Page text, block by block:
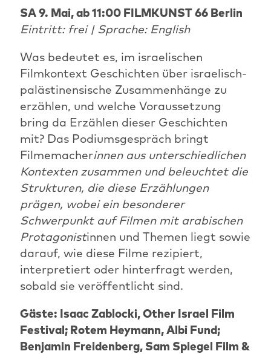
SA 9. Mai, ab 11:00 FILMKUNST 66 Berlin
Eintritt: frei | Sprache: English
Was bedeutet es, im israelischen
Filmkontext Geschichten über israelisch-
palästinensische Zusammenhänge zu
erzählen, und welche Voraussetzung
bring da Erzählen dieser Geschichten
mit? Das Podiumsgespräch bringt
Filmemacherinnen aus unterschiedlichen
Kontexten zusammen und beleuchtet die
Strukturen, die diese Erzählungen
prägen, wobei ein besonderer
Schwerpunkt auf Filmen mit arabischen
Protagonistinnen und Themen liegt sowie
darauf, wie diese Filme rezipiert,
interpretiert oder hinterfragt werden,
sobald sie veröffentlicht sind.
Gäste: Isaac Zablocki, Other Israel Film
Festival; Rotem Heymann, Albi Fund;
Benjamin Freidenberg, Sam Spiegel Film &